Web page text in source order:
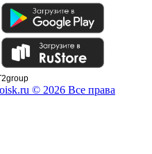
© 2026 Все права